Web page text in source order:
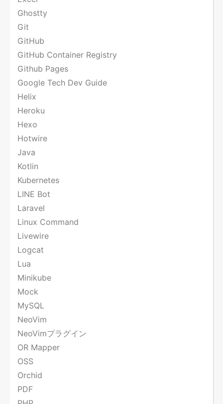
Ghostty
Git
GitHub
GitHub Container Registry
Github Pages
Google Tech Dev Guide
Helix
Heroku
Hexo
Hotwire
Java
Kotlin
Kubernetes
LINE Bot
Laravel
Linux Command
Livewire
Logcat
Lua
Minikube
Mock
MySQL
NeoVim
NeoVimプラグイン
OR Mapper
OSS
Orchid
PDF